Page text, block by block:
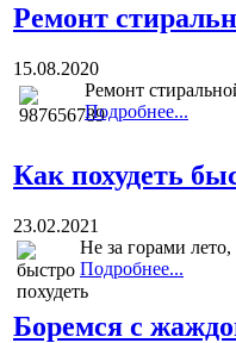
Ремонт
15.08.2020
Ремонт
Подробнее...
Как похудеть
23.02.2021
Не за горами
Подробнее...
Боремся с